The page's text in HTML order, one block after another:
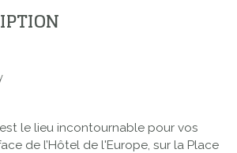
le lieu incontournable pour vos
de l’Hôtel de l'Europe, sur la Place